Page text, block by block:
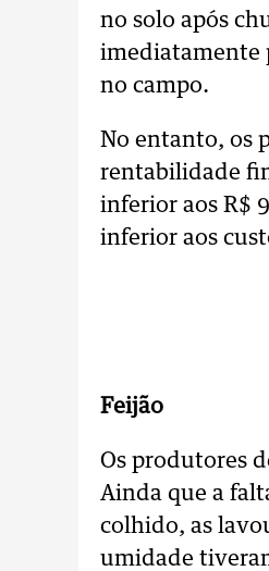
no solo após
imediatamente
no campo.
No entanto, os
rentabilidade
inferior aos R$
inferior aos
Feijão
Os produtores
Ainda que a
colhido, as
umidade